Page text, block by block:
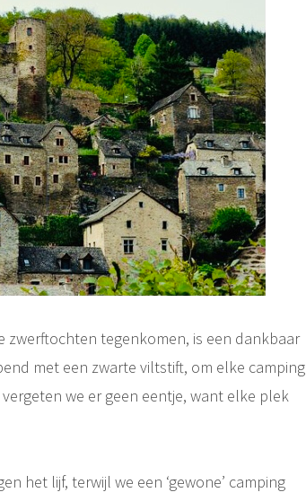
zwerftochten tegenkomen, is een dankbaar
met een zwarte viltstift, om elke camping
we er geen eentje, want elke plek
het lijf, terwijl we een ‘gewone’ camping